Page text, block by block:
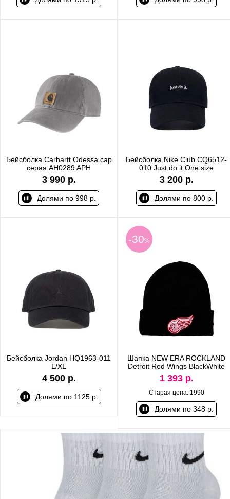
Бейсболка Carhartt Odessa cap
серая AH0289 APH
3 990 р.
Долями по 998 р.
Бейсболка Nike Club CQ6512-
010 Just do it One size
3 200 р.
Долями по 800 р.
Бейсболка Jordan HQ1963-011
L/XL
4 500 р.
Долями по 1125 р.
-30%
Шапка NEW ERA ROCKLAND
Detroit Red Wings BlackWhite
1 393 р.
Старая цена:1990
Долями по 348 р.